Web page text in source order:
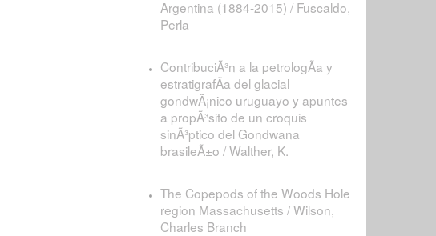
Argentina (1884-2015) / Fuscaldo,
Perla
ContribuciÃ³n a la petrologÃ­a y
estratigrafÃ­a del glacial
gondwÃ¡nico uruguayo y apuntes
a propÃ³sito de un croquis
sinÃ³ptico del Gondwana
brasileÃ±o / Walther, K.
The Copepods of the Woods Hole
region Massachusetts / Wilson,
Charles Branch